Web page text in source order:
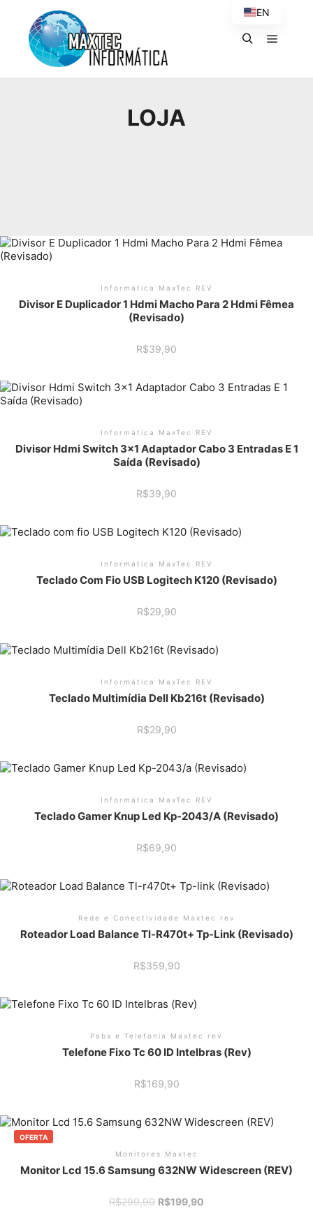
LOJA
Informática MaxTec REV
Divisor E Duplicador 1 Hdmi Macho Para 2 Hdmi Fêmea
(Revisado)
R$39,90
Informática MaxTec REV
Divisor Hdmi Switch 3×1 Adaptador Cabo 3 Entradas E 1
Saída (Revisado)
R$39,90
Informática MaxTec REV
Teclado Com Fio USB Logitech K120 (Revisado)
R$29,90
Informática MaxTec REV
Teclado Multimídia Dell Kb216t (Revisado)
R$29,90
Informática MaxTec REV
Teclado Gamer Knup Led Kp-2043/a (Revisado)
R$69,90
Rede e Conectividade Maxtec rev
Roteador Load Balance Tl-R470t+ Tp-Link (Revisado)
R$359,90
Pabx e Telefonia Maxtec rev
Telefone Fixo Tc 60 ID Intelbras (Rev)
R$169,90
OFERTA
Monitores Maxtec
Monitor Lcd 15.6 Samsung 632NW Widescreen (REV)
R$299,90 O
R$199,90
EN